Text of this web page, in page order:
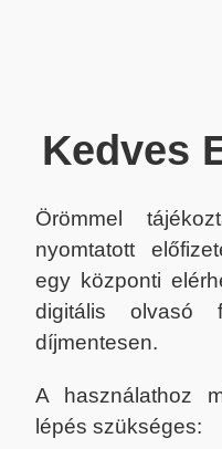
Kedves
Örömmel
nyomtatott
egy központi
digitális olvasó
díjmentesen.
A használathoz
lépés szükséges: